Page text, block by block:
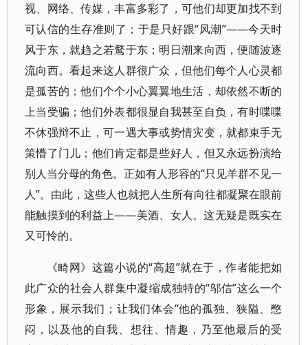
视、网络、传媒，丰富多彩了，可他们却更加找不到
可认信的生存准则了；于是只好跟“风潮”——今天时
风于东，就趋之若鹜于东；明日潮来向西，便随波逐
流向西。看起来这人群很广众，但他们每个人心灵都
是孤苦的；他们个个小心翼翼地生活，却依然不断的
上当受骗；他们外表都很显自我甚至自负，有时喋喋
不休强辩不止，可一遇大事或势情灾变，就都束手无
策懵了门儿；他们肯定都是些好人，但又永远扮演给
别人当分母的角色。正如有人形容的“只见羊群不见一
人”。由此，这些人也就把人生所有向往都凝聚在眼前
能触摸到的利益上——美酒、女人。这无疑是既实在
又可怜的。
《畸网》这篇小说的“高超”就在于，作者能把如
此广众的社会人群集中凝缩成独特的“邬信”这么一个
形象，展示我们；让我们体会“他的孤独、狭隘、憋
闷，以及他的自我、想往、情趣，乃至他最后的受